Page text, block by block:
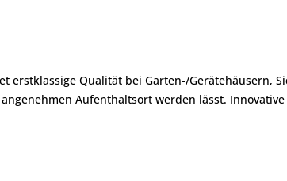
Qualität bei Garten-/Gerätehäusern,
Aufenthaltsort werden lässt.